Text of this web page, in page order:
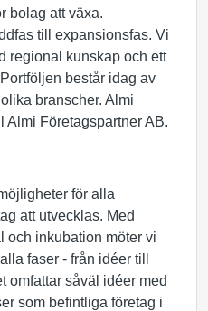
bolag att växa.
till expansionsfas. Vi
regional kunskap och ett
består idag av
branscher. Almi
Almi Företagspartner AB.
för alla
att utvecklas. Med
och inkubation möter vi
faser - från idéer till
omfattar såväl idéer med
som befintliga företag i